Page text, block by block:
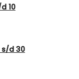
10
s/d 30